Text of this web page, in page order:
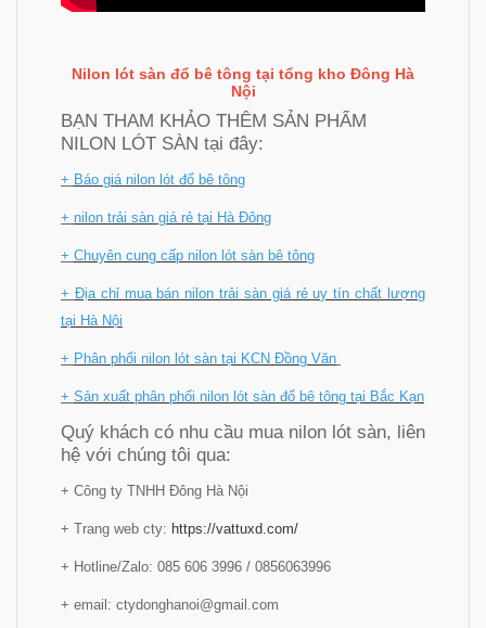
Nilon lót sàn đổ bê tông tại tổng kho Đông Hà
Nội
BẠN THAM KHẢO THÊM SẢN PHẨM
NILON LÓT SÀN tại đây:
+ Báo giá nilon lót đổ bê tông
+ nilon trải sàn giá rẻ tại Hà Đông
+ Chuyên cung cấp nilon lót sàn bê tông
+ Địa chỉ mua bán nilon trải sàn giá rẻ uy tín chất lượng
tại Hà Nội
+ Phân phối nilon lót sàn tại KCN Đồng Văn
+ Sản xuất phân phối nilon lót sàn đổ bê tông tại Bắc Kạn
Quý khách có nhu cầu mua nilon lót sàn, liên
hệ với chúng tôi qua:
+ Công ty TNHH Đông Hà Nội
+ Trang web cty: https://vattuxd.com/
+ Hotline/Zalo: 085 606 3996 / 0856063996
+ email: ctydonghanoi@gmail.com